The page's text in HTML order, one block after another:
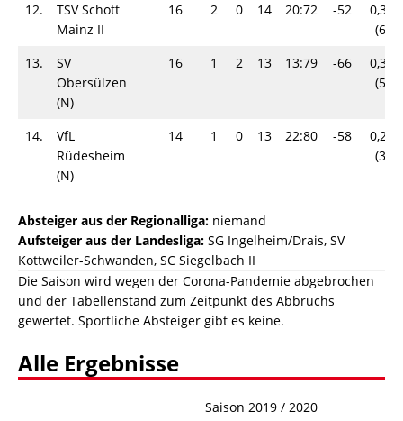
12.
TSV Schott
Mainz II
16 2 0 14 20:72 -52
0,38
(6)
13.
SV
Obersülzen
(N)
16 1 2 13 13:79 -66
0,31
(5)
14.
VfL
Rüdesheim
(N)
14 1 0 13 22:80 -58
0,21
(3)
Absteiger aus der Regionalliga: niemand
Aufsteiger aus der Landesliga: SG Ingelheim/​Drais, SV
Kottweiler-Schwanden, SC Siegelbach II
Die Saison wird wegen der Corona-Pandemie abgebrochen
und der Tabellenstand zum Zeitpunkt des Abbruchs
gewertet. Sportliche Absteiger gibt es keine.
Alle Ergebnisse
Saison 2019 / 2020